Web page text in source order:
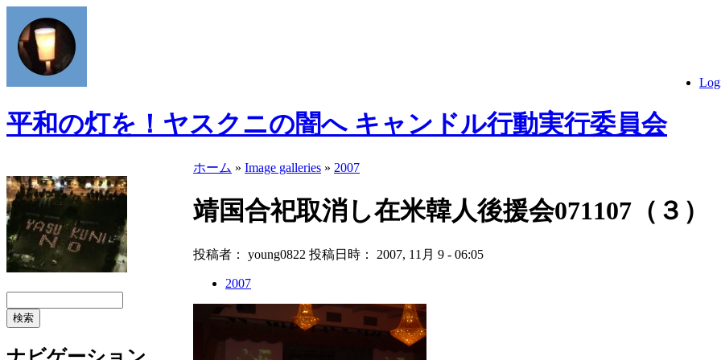
平和の灯を！ヤスクニの闇へ キャンドル行動実行委員会
ホーム » Image galleries » 2007
靖国合祀取消し在米韓人後援会071107（３）
投稿者： young0822 投稿日時： 2007, 11月 9 - 06:05
2007